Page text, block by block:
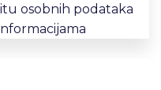
osobnih podataka